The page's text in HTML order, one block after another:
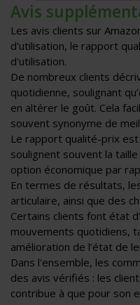
Avis
Les avis clients sur
d'utilisation, le rapport
d'utilisation.
De nombreux clients
quotidienne, soulignant
en altérer le goût. Cela
souvent synonyme de
Le rapport qualité-prix
soulignent souvent la
option économique par
En termes de résultats,
articulaire, ainsi que des
Certains clients font état
mouvements quotidiens,
amélioration de l’état de
Dans l'ensemble, les
des avis vérifiés : les
contribue à que pour son